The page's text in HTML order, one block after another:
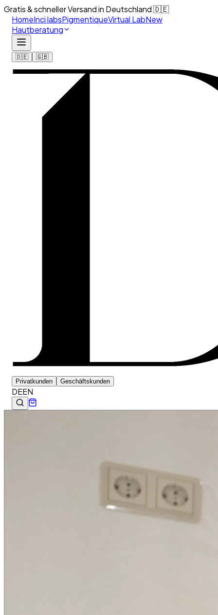
Gratis & schneller Versand in Deutschland 🇩🇪
HomeInci labsPigmentiqueVirtual LabNew
Hautberatung
🇩🇪 🇬🇧
Privatkunden Geschäftskunden
DEEN